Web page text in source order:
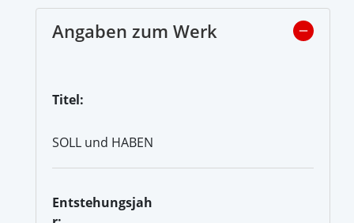
Angaben zum Werk
Titel:
SOLL und HABEN
Entstehungsjah